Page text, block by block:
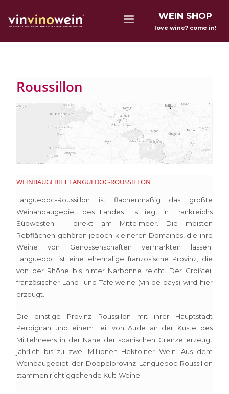
WEIN SHOP
love wine? come in!
Roussillon
WEINBAUGEBIET LANGUEDOC-ROUSSILLON
Languedoc-Roussillon ist flächenmäßig das größte
Weinanbaugebiet des Landes. Es liegt in Frankreichs
Südwesten – direkt am Mittelmeer. Die meisten
Rebflächen gehören jedoch kleineren Domaines, die ihre
Weine von Genossenschaften vermarkten lassen.
Languedoc ist eine ehemalige französische Provinz, die
von der Rhône bis hinter Narbonne reicht. Der Großteil
französischer Land- und Tafelweine (vin de pays) wird hier
erzeugt.
Die einstige Provinz Roussillon mit ihrer Hauptstadt
Perpignan und einem Teil von Aude an der Küste des
Mittelmeers in der Nähe der spanischen Grenze erzeugt
jährlich bis zu zwei Millionen Hektoliter Wein. Aus dem
Weinbaugebiet der Doppelprovinz Languedoc-Roussillon
stammen richtiggehende Kult-Weine.